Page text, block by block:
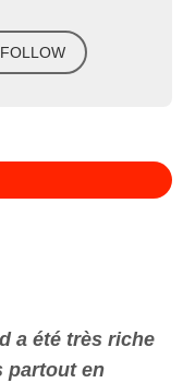
FOLLOW
a été très riche
partout en